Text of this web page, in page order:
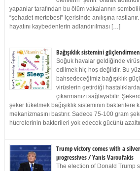
yapanlar tarafından bu ölüm vakalarının
“şehadet mertebesi” içerisinde anılışına
hayatını kaybedenlerin adlandırılması […]
Bağışıklık sistemini
Soğuk havalar geldiğinde
edilmek hiç hoş değildir. Bu
bahsedeceğimiz bağışıklık
virüslerin getirdiği
çıkarmanızı sağlayabilir.
şeker tüketmek bağışıklık sisteminin bakterilere
mekanizmasını bastırır. Sadece 75-100 gram
hücrelerinin bakterileri yok edecek gücünü
Trump victory comes with a
progressives / Yanis Varoufakis
The election of Donald Trump